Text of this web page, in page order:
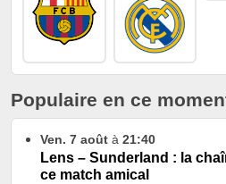
Populaire en ce
Ven. 7 août à 21:40
Lens – Sunderland : la
ce match amical